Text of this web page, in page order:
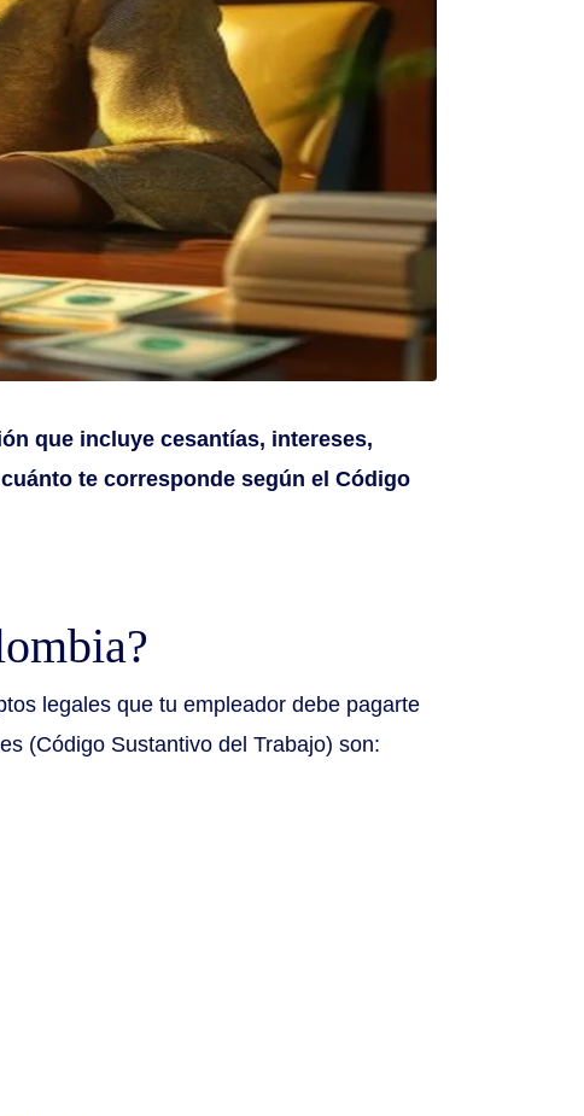
que incluye cesantías, intereses,
te corresponde según el Código
legales que tu empleador debe pagarte
(Código Sustantivo del Trabajo) son: